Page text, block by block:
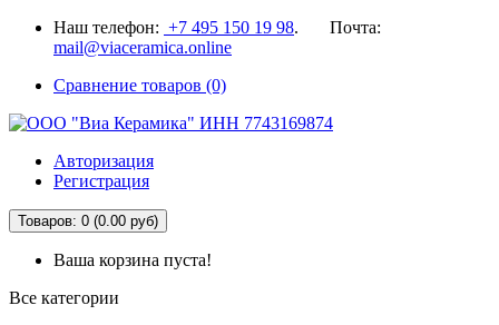
Наш телефон: +7 495 150 19 98. Почта:
mail@viaceramica.online
Сравнение товаров (0)
Авторизация
Регистрация
Товаров: 0 (0.00 руб)
Ваша корзина пуста!
Все категории